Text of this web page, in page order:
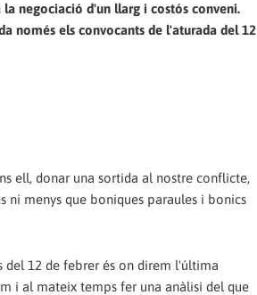
negociació d'un llarg i costós conveni.
només els convocants de l'aturada del 12
ell, donar una sortida al nostre conflicte,
menys que boniques paraules i bonics
del 12 de febrer és on direm l'última
i al mateix temps fer una anàlisi del que